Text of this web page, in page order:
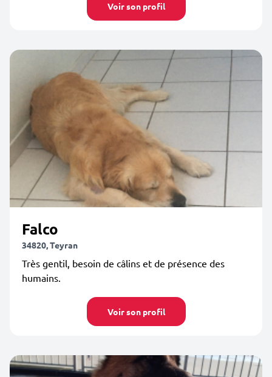
Voir son profil
Falco
34820, Teyran
Très gentil, besoin de câlins et de présence des
humains.
Voir son profil